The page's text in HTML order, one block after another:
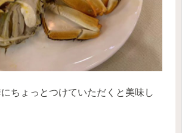
ちょっとつけていただくと美味し